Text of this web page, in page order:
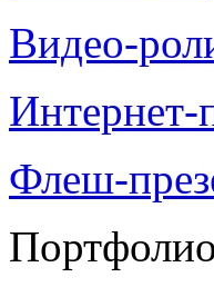
Видео-
Интернет-
Флеш-